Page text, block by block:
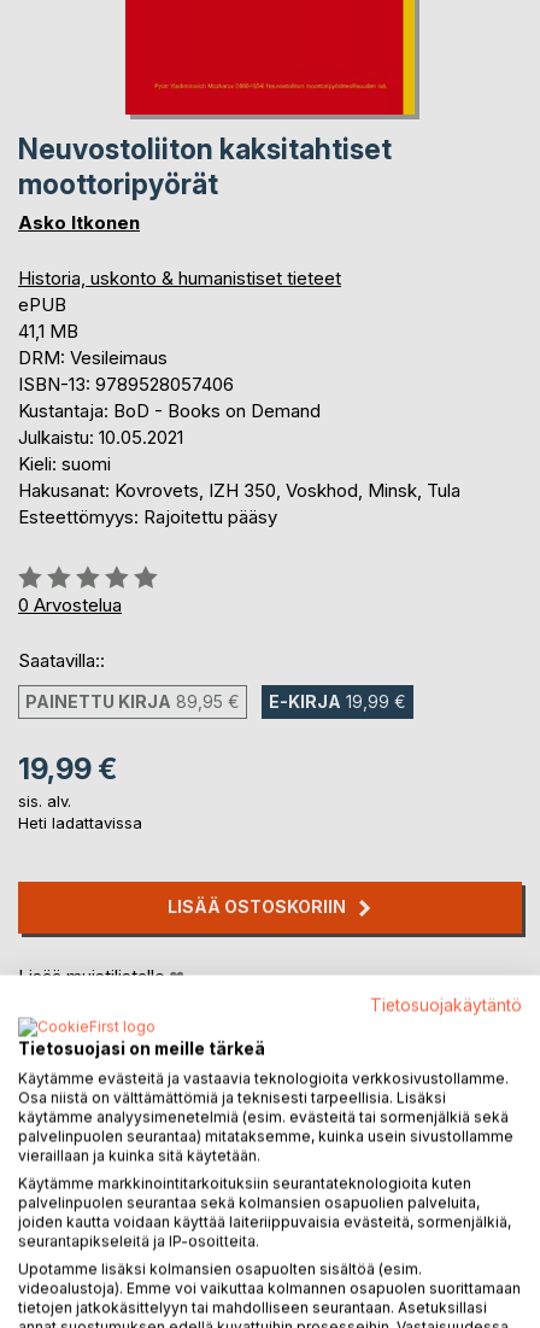
Neuvostoliiton kaksitahtiset
moottoripyörät
Asko Itkonen
Historia, uskonto & humanistiset tieteet
ePUB
41,1 MB
DRM: Vesileimaus
ISBN-13: 9789528057406
Kustantaja: BoD - Books on Demand
Julkaistu: 10.05.2021
Kieli: suomi
Hakusanat: Kovrovets, IZH 350, Voskhod, Minsk, Tula
Esteettömyys: Rajoitettu pääsy
Arvostelu::
0%
0 Arvostelua
Saatavilla::
PAINETTU KIRJA 89,95 € E-KIRJA 19,99 €
19,99 €
sis. alv.
Heti ladattavissa
LISÄÄ OSTOSKORIIN
Lisää muistilistalle
KUVAUS
Ensimmäiset kaksitahtimoottoriset moottoripyörät
valmistettiin Neuvostoliitossa aivan 1920-luvun lopussa.
Kaksitahtimoottori-pyörien sarjatuotanto käynnistyi vasta
Tietosuojakäytäntö
Tietosuojasi on meille tärkeä
Käytämme evästeitä ja vastaavia teknologioita verkkosivustollamme.
Osa niistä on välttämättömiä ja teknisesti tarpeellisia. Lisäksi
käytämme analyysimenetelmiä (esim. evästeitä tai sormenjälkiä sekä
palvelinpuolen seurantaa) mitataksemme, kuinka usein sivustollamme
vieraillaan ja kuinka sitä käytetään.
Käytämme markkinointitarkoituksiin seurantateknologioita kuten
palvelinpuolen seurantaa sekä kolmansien osapuolien palveluita,
joiden kautta voidaan käyttää laiteriippuvaisia evästeitä, sormenjälkiä,
seurantapikseleitä ja IP-osoitteita.
Upotamme lisäksi kolmansien osapuolten sisältöä (esim.
videoalustoja). Emme voi vaikuttaa kolmannen osapuolen suorittamaan
tietojen jatkokäsittelyyn tai mahdolliseen seurantaan. Asetuksillasi